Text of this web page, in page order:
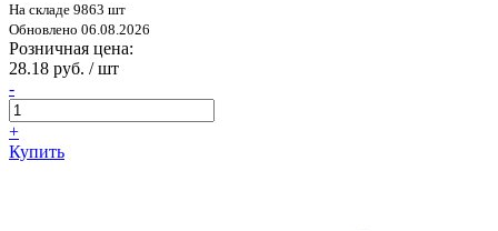
На складе 9863 шт
Обновлено 06.08.2026
Розничная цена:
28.18 руб. / шт
-
+
Купить